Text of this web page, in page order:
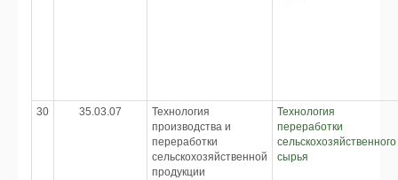
30 35.03.07
Технология
производства и
переработки
сельскохозяйственной
продукции
Технология
переработки
сельскохозяйственного
сырья